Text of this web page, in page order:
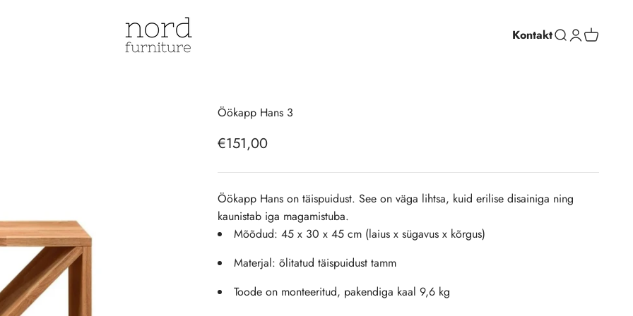
NordFurniture | E-pood
KontaktAva otsing
Ava profiil
Ava
Öökapp Hans 3
Soodushind
€151,00
Öökapp Hans on täispuidust. See on väga lihtsa, kuid erilise disainiga ning
kaunistab iga magamistuba.
Mõõdud: 45 x 30 x 45 cm (laius x sügavus x kõrgus)
Materjal: õlitatud täispuidust tamm
Toode on monteeritud, pakendiga kaal 9,6 kg